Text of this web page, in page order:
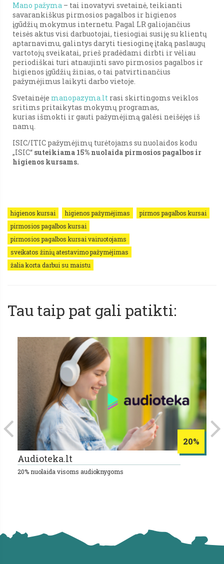
Mano pažyma – tai inovatyvi svetainė, teikianti
savarankiškus pirmosios pagalbos ir higienos
įgūdžių mokymus internetu. Pagal LR galiojančius
teisės aktus visi darbuotojai, tiesiogiai susiję su klientų
aptarnavimu, galintys daryti tiesioginę įtaką paslaugų
vartotojų sveikatai, prieš pradėdami dirbti ir vėliau
periodiškai turi atnaujinti savo pirmosios pagalbos ir
higienos įgūdžių žinias, o tai patvirtinančius
pažymėjimus laikyti darbo vietoje.
Svetainėje manopazyma.lt rasi skirtingoms veiklos
sritims pritaikytas mokymų programas,
kurias išmokti ir gauti pažymėjimą galėsi neišėjęs iš
namų.
ISIC/ITIC pažymėjimų turėtojams su nuolaidos kodu
„ISIC“ suteikiama 15% nuolaida pirmosios pagalbos ir
higienos kursams.
higienos kursai higienos pažymėjimas
pirmos pagalbos kursai
pirmosios pagalbos kursai
pirmosios pagalbos kursai vairuotojams
sveikatos žinių atestavimo pažymėjimas
žalia korta darbui su maistu
Tau taip pat gali patikti:
20%
Audioteka.lt
20% nuolaida visoms audioknygoms